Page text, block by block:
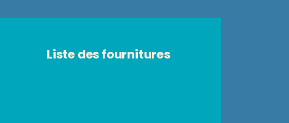
Liste des fournitures